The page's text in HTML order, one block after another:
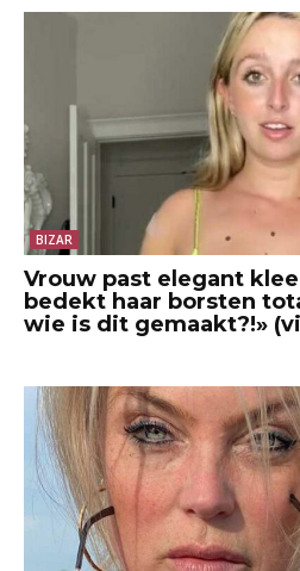
BIZAR
Vrouw past elegant
bedekt haar borsten
wie is dit gemaakt?!»